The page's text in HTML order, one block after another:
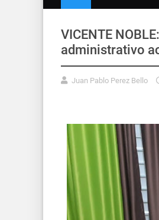
VICENTE
administrativo
Juan Pablo Perez Bello